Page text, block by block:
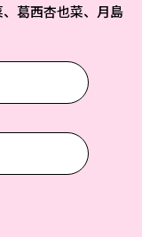
葛西杏也菜、月島